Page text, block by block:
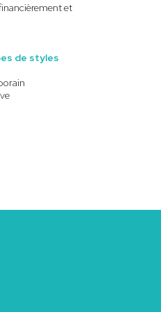
et
de styles